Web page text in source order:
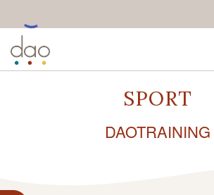
•••
SPORT
DAOTRAINING